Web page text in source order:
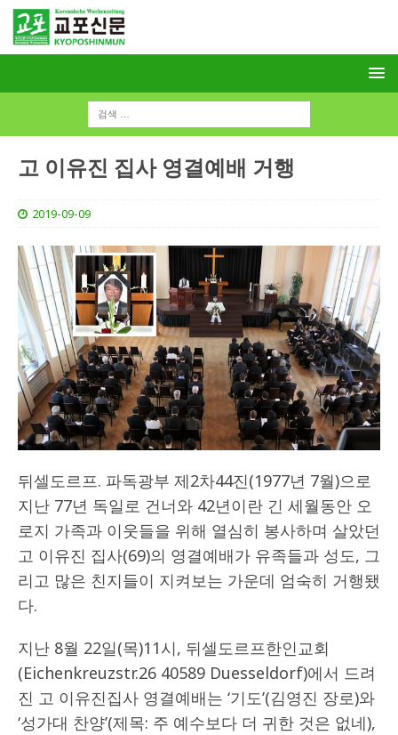
고 이유진 집사 영결예배 거행
2019-09-09
뒤셀도르프. 파독광부 제2차44진(1977년 7월)으로
지난 77년 독일로 건너와 42년이란 긴 세월동안 오
로지 가족과 이웃들을 위해 열심히 봉사하며 살았던
고 이유진 집사(69)의 영결예배가 유족들과 성도, 그
리고 많은 친지들이 지켜보는 가운데 엄숙히 거행됐
다.
지난 8월 22일(목)11시, 뒤셀도르프한인교회
(Eichenkreuzstr.26 40589 Duesseldorf)에서 드려
진 고 이유진집사 영결예배는 ‘기도’(김영진 장로)와
‘성가대 찬양’(제목: 주 예수보다 더 귀한 것은 없네),